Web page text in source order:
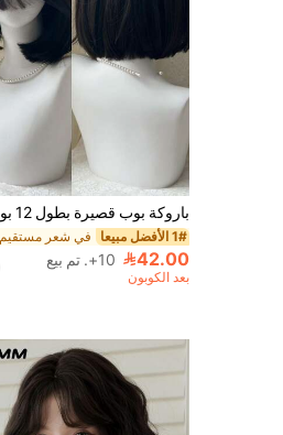
1# الأفضل مبيعا
42.00 10+. تم بيع
بعد الكوبون